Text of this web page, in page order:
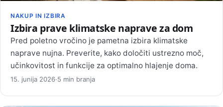
NAKUP IN IZBIRA
Izbira prave klimatske naprave za dom
Pred poletno vročino je pametna izbira klimatske
naprave nujna. Preverite, kako določiti ustrezno moč,
učinkovitost in funkcije za optimalno hlajenje doma.
15. junija 2026·5 min branja